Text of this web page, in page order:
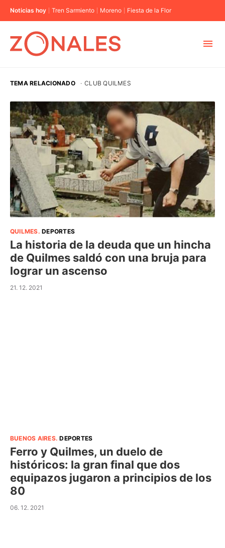
Noticias hoy Tren Sarmiento Moreno Fiesta de la Flor
CABA
BUENOS AIRES
PROVINCIAS
ELECCIONES 2023
TEMA RELACIONADO · CLUB QUILMES
QUILMES.DEPORTES
La historia de la deuda que un hincha
de Quilmes saldó con una bruja para
lograr un ascenso
21. 12. 2021
BUENOS AIRES.DEPORTES
Ferro y Quilmes, un duelo de
históricos: la gran final que dos
equipazos jugaron a principios de los
80
06. 12. 2021